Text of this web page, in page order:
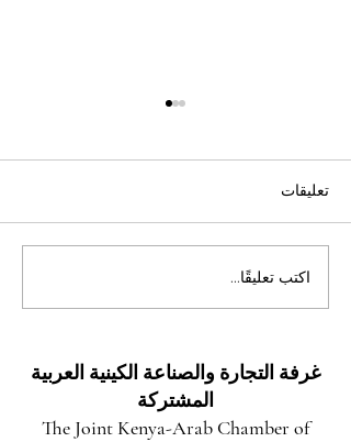
فتح آفاق المستقبل: فرص
استثمارية هائلة وعوائد واعدة
تعليقات
اكتب تعليقًا...
غرفة التجارة والصناعة الكينية العربية
المشتركة
The Joint Kenya-Arab Chamber of